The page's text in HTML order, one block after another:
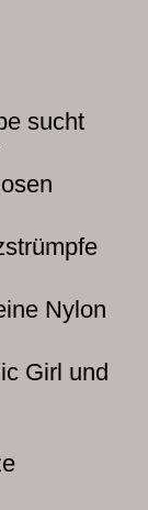
sucht
Nylon
Girl und